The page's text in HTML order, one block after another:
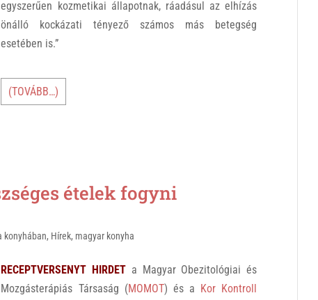
egyszerűen kozmetikai állapotnak, ráadásul az elhízás
önálló kockázati tényező számos más betegség
esetében is.”
(TOVÁBB…)
ételek fogyni
konyhában, Hírek, magyar konyha
RECEPTVERSENYT HIRDET a Magyar Obezitológiai és
Mozgásterápiás Társaság (MOMOT) és a Kor Kontroll